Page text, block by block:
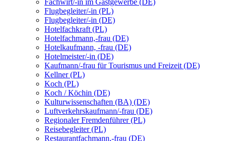
Fachwirt/-in im Gastgewerbe (DE)
Flugbegleiter/-in (PL)
Flugbegleiter/-in (DE)
Hotelfachkraft (PL)
Hotelfachmann,-frau (DE)
Hotelkaufmann, -frau (DE)
Hotelmeister/-in (DE)
Kaufmann/-frau für Tourismus und Freizeit (DE)
Kellner (PL)
Koch (PL)
Koch / Köchin (DE)
Kulturwissenschaften (BA) (DE)
Luftverkehrskaufmann/-frau (DE)
Regionaler Fremdenführer (PL)
Reisebegleiter (PL)
Restaurantfachmann,-frau (DE)